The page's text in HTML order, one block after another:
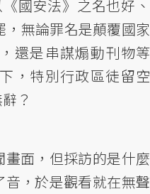
國安法》之名也好、
無論罪名是顛覆國家
還是串謀煽動刊物等
，特別行政區徒留空
？
面，但採訪的是什麼
，於是觀看就在無聲